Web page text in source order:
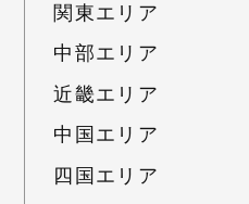
関東エリア
中部エリア
近畿エリア
中国エリア
四国エリア